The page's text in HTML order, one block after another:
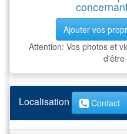
Ajouter vos
Attention: Vos photos et
d'être
Localisation Contact